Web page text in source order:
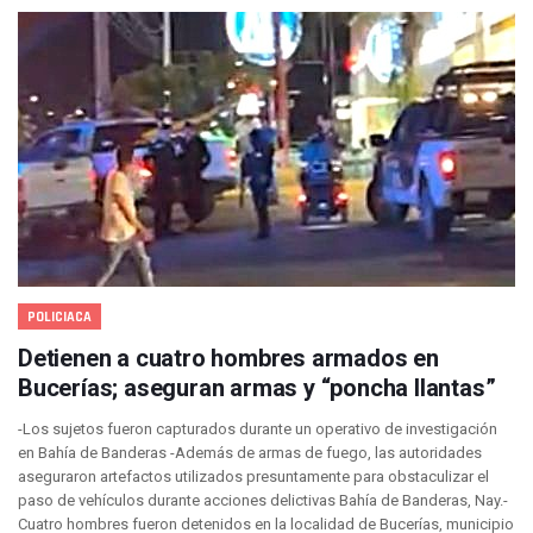
Juan Carlos Castro Realiza Asamblea Informativa En La
Huracán En Formación Podría Generar Oleaje Elevado En
Viajar A Puerto Vallarta Este Verano Puede Costar Hasta
Buscan Reducir Riesgos Por Cocodrilos En Playas De
Plantean “Ley Don Juanito” Al Diputado Federal Bruno
Vecinos De La Playita Reciben A Juan Carlos Castro
Asesinan En Oaxaca Al Periodista Francisco Alejandro
Detienen A Cuatro Hombres Armados En Bucerías;
Yussara Canales Pide Transparencia Sobre Nuevo
Adultos Mayores De Ixtapa Tendrán Una “Casa De Día”
Mujeres Recorren Calles De Ixtapa Para Identificar
Videos De Presunto Convoy Armado Desatan Operativo
Playa Las Cocinas: Retiran Concesión Y Anuncian Plan De
Dr. Álvarez Zayas Dirige Plan De Salud Animal Y
Por Desaparición Forzada, Expolicías De Nayarit
“El Mayo” Zambada Es Condenado A Morir En Prisión En
Orgullo Vallartense: Zhoemí Luévanos Competirá En El
Brigada Forense Brindará Atención A Familias De
POLICIACA
Detienen a cuatro hombres armados en
Bucerías; aseguran armas y “poncha llantas”
-Los sujetos fueron capturados durante un operativo de investigación
en Bahía de Banderas -Además de armas de fuego, las autoridades
aseguraron artefactos utilizados presuntamente para obstaculizar el
paso de vehículos durante acciones delictivas Bahía de Banderas, Nay.-
Cuatro hombres fueron detenidos en la localidad de Bucerías, municipio